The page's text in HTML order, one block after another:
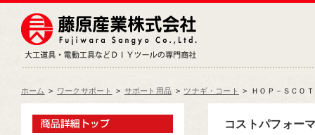
ホーム > ワークサポート > サポート用品 > ツナギ・コート > ＨＯＰ－ＳＣＯ
コストパフォー
製品情報トップ